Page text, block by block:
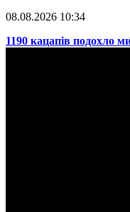
08.08.2026 10:34
​1190 кацапів подохло